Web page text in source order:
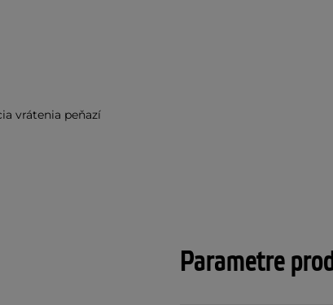
vrátenia peňazí
Parametre